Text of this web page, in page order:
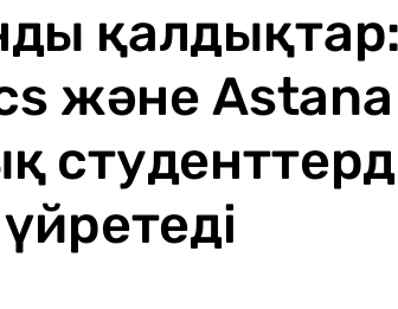
және